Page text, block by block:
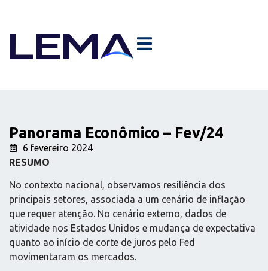
Panorama Econômico – Fev/24
6 fevereiro 2024
RESUMO
No contexto nacional, observamos resiliência dos
principais setores, associada a um cenário de inflação
que requer atenção. No cenário externo, dados de
atividade nos Estados Unidos e mudança de expectativa
quanto ao início de corte de juros pelo Fed
movimentaram os mercados.